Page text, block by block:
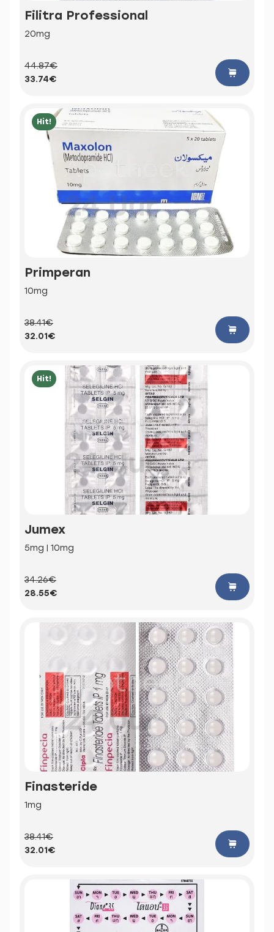
Filitra Professional
20mg
44.87€
33.74€
Hit!
Primperan
10mg
38.41€
32.01€
Hit!
Jumex
5mg | 10mg
34.26€
28.55€
Finasteride
1mg
38.41€
32.01€